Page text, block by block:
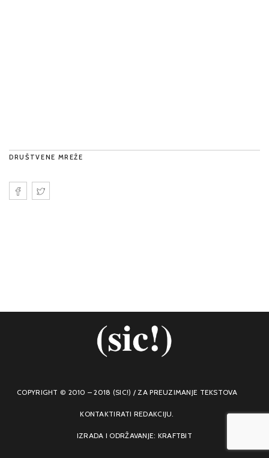
DRUŠTVENE MREŽE
COPYRIGHT © 2010 – 2018 (SIC!) / ZA PREUZIMANJE TEKSTOVA
KONTAKTIRATI REDAKCIJU.
IZRADA I ODRŽAVANJE: KRAFTBIT